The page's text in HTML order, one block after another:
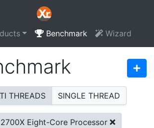
Benchmark Wizard
THREADS SINGLE THREAD
Eight-Core Processor